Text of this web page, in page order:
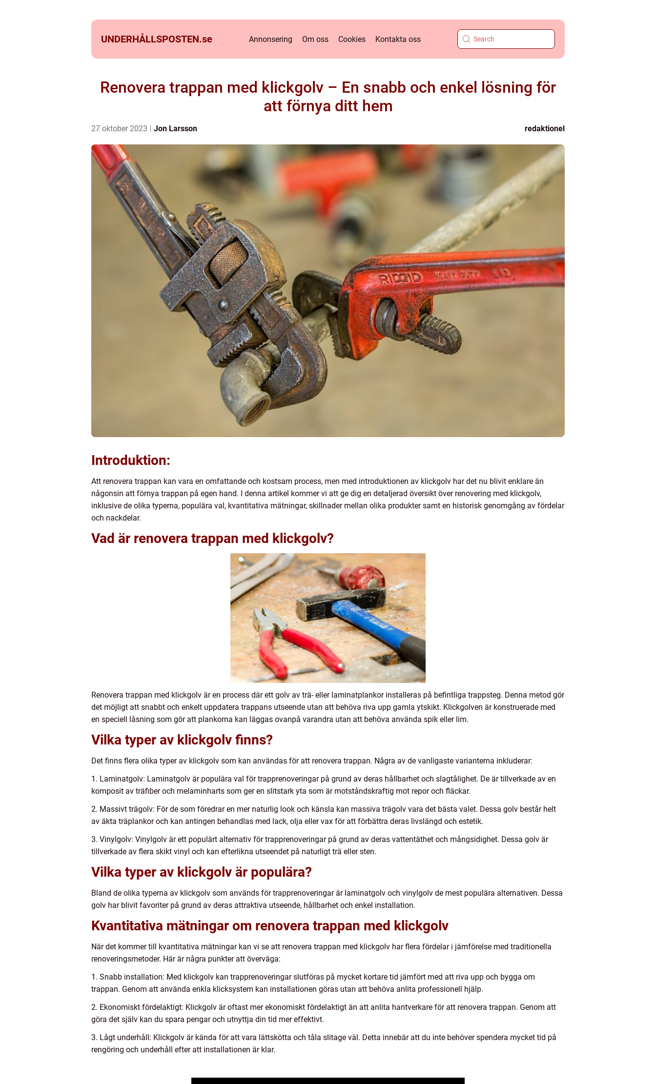
UNDERHÅLLSPOSTEN.se Annonsering Om oss Cookies Kontakta oss
Renovera trappan med klickgolv – En snabb och enkel lösning för
att förnya ditt hem
27 oktober 2023 Jon Larsson redaktionel
Introduktion:
Att renovera trappan kan vara en omfattande och kostsam process, men med introduktionen av klickgolv har det nu blivit enklare än
någonsin att förnya trappan på egen hand. I denna artikel kommer vi att ge dig en detaljerad översikt över renovering med klickgolv,
inklusive de olika typerna, populära val, kvantitativa mätningar, skillnader mellan olika produkter samt en historisk genomgång av fördelar
och nackdelar.
Vad är renovera trappan med klickgolv?
Renovera trappan med klickgolv är en process där ett golv av trä- eller laminatplankor installeras på befintliga trappsteg. Denna metod gör
det möjligt att snabbt och enkelt uppdatera trappans utseende utan att behöva riva upp gamla ytskikt. Klickgolven är konstruerade med
en speciell låsning som gör att plankorna kan läggas ovanpå varandra utan att behöva använda spik eller lim.
Vilka typer av klickgolv finns?
Det finns flera olika typer av klickgolv som kan användas för att renovera trappan. Några av de vanligaste varianterna inkluderar:
1. Laminatgolv: Laminatgolv är populära val för trapprenoveringar på grund av deras hållbarhet och slagtålighet. De är tillverkade av en
komposit av träfiber och melaminharts som ger en slitstark yta som är motståndskraftig mot repor och fläckar.
2. Massivt trägolv: För de som föredrar en mer naturlig look och känsla kan massiva trägolv vara det bästa valet. Dessa golv består helt
av äkta träplankor och kan antingen behandlas med lack, olja eller vax för att förbättra deras livslängd och estetik.
3. Vinylgolv: Vinylgolv är ett populärt alternativ för trapprenoveringar på grund av deras vattentäthet och mångsidighet. Dessa golv är
tillverkade av flera skikt vinyl och kan efterlikna utseendet på naturligt trä eller sten.
Vilka typer av klickgolv är populära?
Bland de olika typerna av klickgolv som används för trapprenoveringar är laminatgolv och vinylgolv de mest populära alternativen. Dessa
golv har blivit favoriter på grund av deras attraktiva utseende, hållbarhet och enkel installation.
Kvantitativa mätningar om renovera trappan med klickgolv
När det kommer till kvantitativa mätningar kan vi se att renovera trappan med klickgolv har flera fördelar i jämförelse med traditionella
renoveringsmetoder. Här är några punkter att överväga:
1. Snabb installation: Med klickgolv kan trapprenoveringar slutföras på mycket kortare tid jämfört med att riva upp och bygga om
trappan. Genom att använda enkla klicksystem kan installationen göras utan att behöva anlita professionell hjälp.
2. Ekonomiskt fördelaktigt: Klickgolv är oftast mer ekonomiskt fördelaktigt än att anlita hantverkare för att renovera trappan. Genom att
göra det själv kan du spara pengar och utnyttja din tid mer effektivt.
3. Lågt underhåll: Klickgolv är kända för att vara lättskötta och tåla slitage väl. Detta innebär att du inte behöver spendera mycket tid på
rengöring och underhåll efter att installationen är klar.